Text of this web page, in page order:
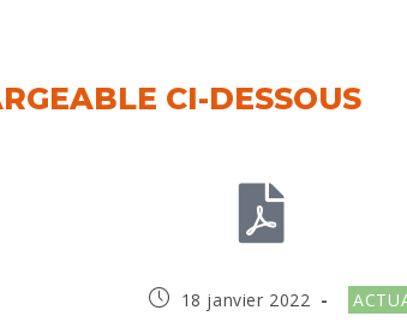
CI-DESSOUS
18 janvier 2022